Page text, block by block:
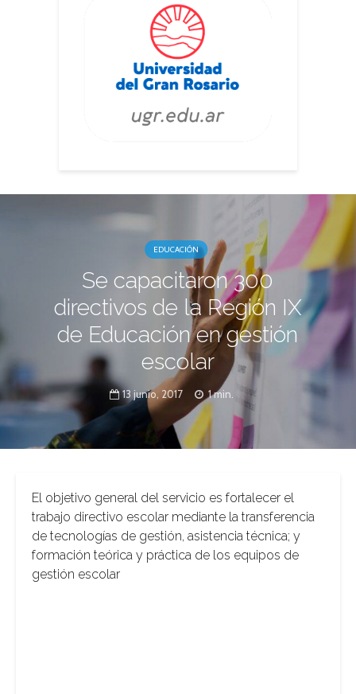
EDUCACIÓN
Se capacitaron 300
directivos de la Región IX
de Educación en gestión
escolar
13 junio, 2017 1 min.
El objetivo general del servicio es fortalecer el
trabajo directivo escolar mediante la transferencia
de tecnologías de gestión, asistencia técnica; y
formación teórica y práctica de los equipos de
gestión escolar